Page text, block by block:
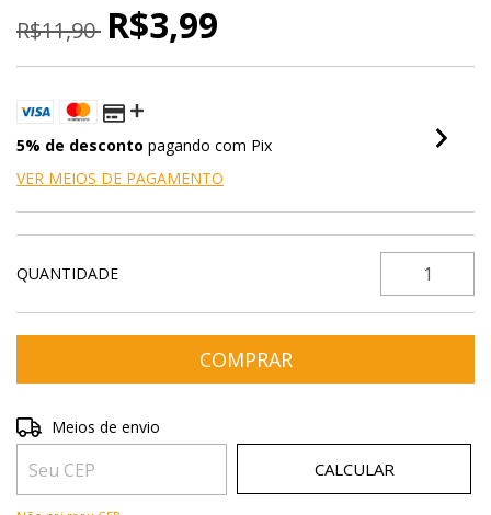
R$11,90 R$3,99
5% de desconto pagando com Pix
VER MEIOS DE PAGAMENTO
QUANTIDADE
Entregas para o CEP:
Meios de envio
CALCULAR